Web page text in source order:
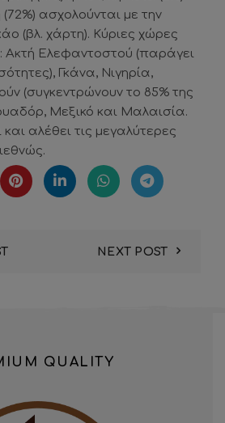
ασχολούνται με την
(βλ. χάρτη). Κύριες χώρες
Ακτή Ελεφαντοστού (παράγει
Γκάνα, Νιγηρία,
(συγκεντρώνουν το 85% της
Μεξικό και Μαλαισία.
αλέθει τις μεγαλύτερες
NEXT POST
QUALITY